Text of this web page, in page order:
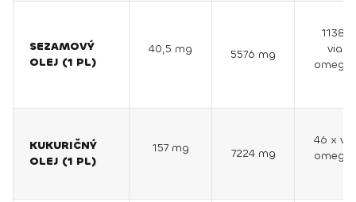
SEZAMOVÝ
OLEJ (1 PL)
40,5 mg 5576 mg
1138 x
viac
omega
KUKURIČNÝ
OLEJ (1 PL)
157 mg 7224 mg
46 x
omega